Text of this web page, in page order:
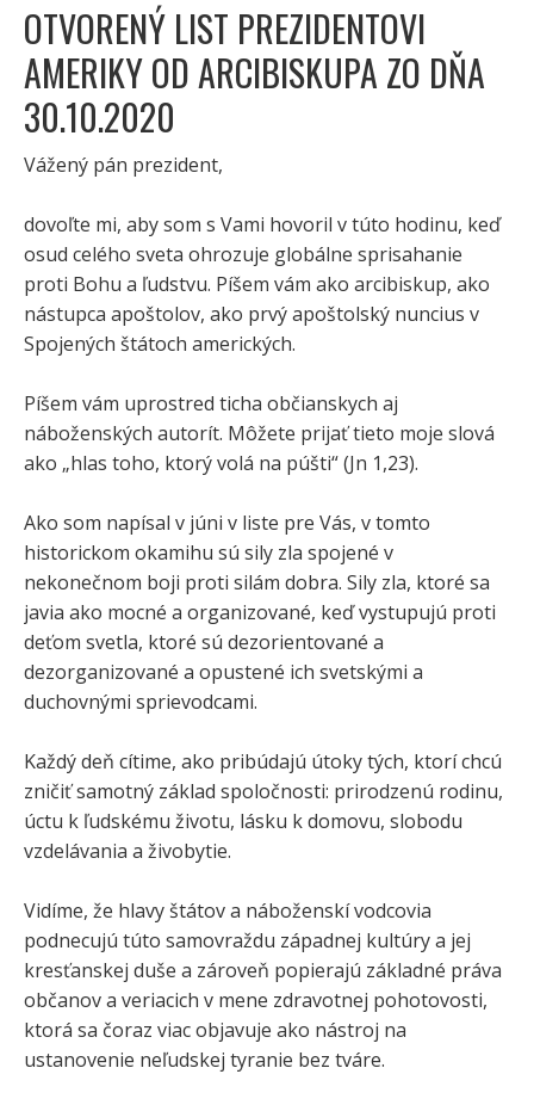
OTVORENÝ LIST PREZIDENTOVI
AMERIKY OD ARCIBISKUPA ZO DŇA
30.10.2020
Vážený pán prezident,
dovoľte mi, aby som s Vami hovoril v túto hodinu, keď
osud celého sveta ohrozuje globálne sprisahanie
proti Bohu a ľudstvu. Píšem vám ako arcibiskup, ako
nástupca apoštolov, ako prvý apoštolský nuncius v
Spojených štátoch amerických.
Píšem vám uprostred ticha občianskych aj
náboženských autorít. Môžete prijať tieto moje slová
ako „hlas toho, ktorý volá na púšti“ (Jn 1,23).
Ako som napísal v júni v liste pre Vás, v tomto
historickom okamihu sú sily zla spojené v
nekonečnom boji proti silám dobra. Sily zla, ktoré sa
javia ako mocné a organizované, keď vystupujú proti
deťom svetla, ktoré sú dezorientované a
dezorganizované a opustené ich svetskými a
duchovnými sprievodcami.
Každý deň cítime, ako pribúdajú útoky tých, ktorí chcú
zničiť samotný základ spoločnosti: prirodzenú rodinu,
úctu k ľudskému životu, lásku k domovu, slobodu
vzdelávania a živobytie.
Vidíme, že hlavy štátov a náboženskí vodcovia
podnecujú túto samovraždu západnej kultúry a jej
kresťanskej duše a zároveň popierajú základné práva
občanov a veriacich v mene zdravotnej pohotovosti,
ktorá sa čoraz viac objavuje ako nástroj na
ustanovenie neľudskej tyranie bez tváre.